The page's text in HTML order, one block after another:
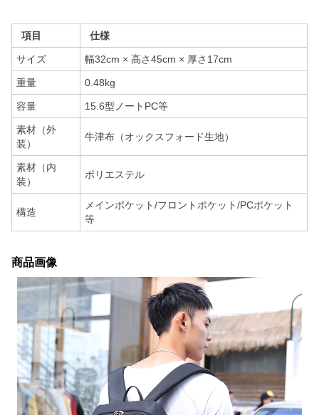
項目 仕様
サイズ 幅32cm × 高さ45cm × 厚さ17cm
重量 0.48kg
容量 15.6型ノートPC等
素材（外
装）
牛津布（オックスフォード生地）
素材（内
装）
ポリエステル
構造
メインポケット/フロントポケット/PCポケット
等
商品画像